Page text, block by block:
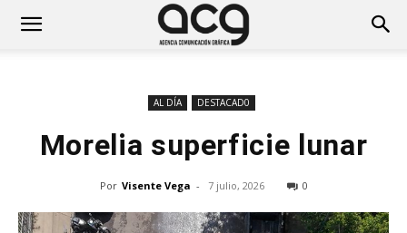
AL DÍA DESTACAD0
Morelia superficie lunar
Por Visente Vega - 7 julio, 2026 0